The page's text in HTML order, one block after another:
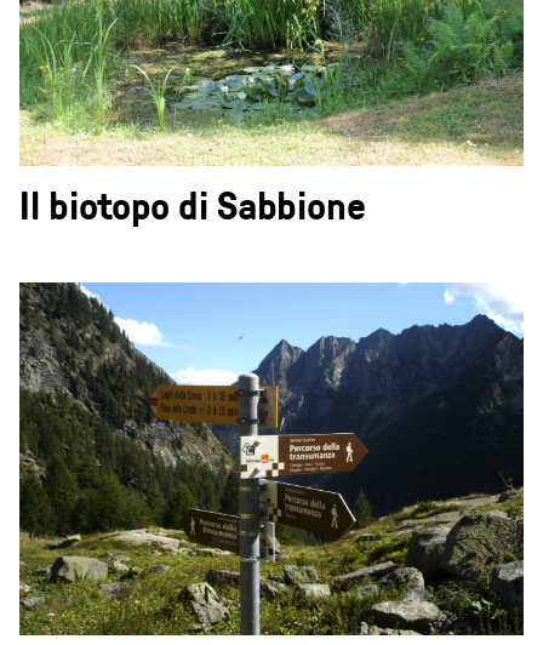
Il biotopo di Sabbione